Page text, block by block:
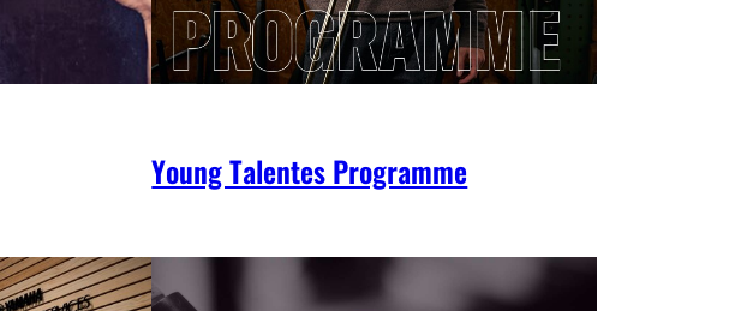
Young Talentes Programme